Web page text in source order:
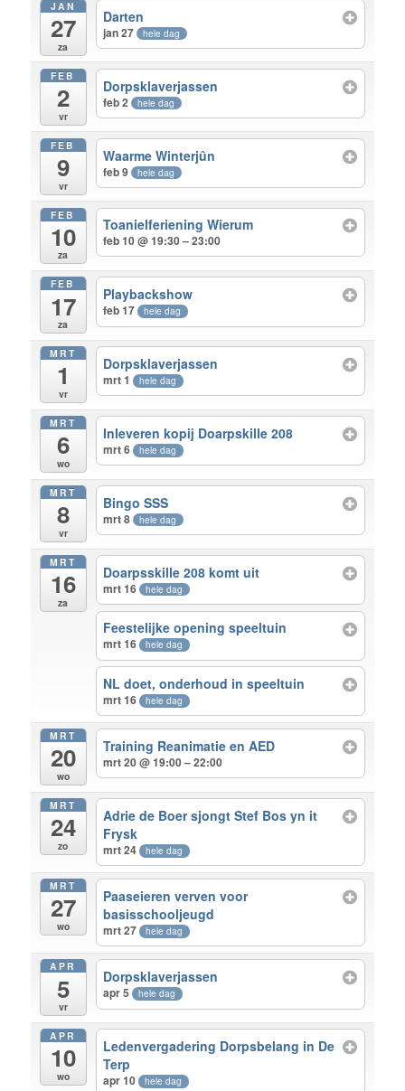
JAN
27
za
Darten
jan 27 hele dag
FEB
2
vr
Dorpsklaverjassen
feb 2 hele dag
FEB
9
vr
Waarme Winterjûn
feb 9 hele dag
FEB
10
za
Toanielferiening Wierum
feb 10 @ 19:30 – 23:00
FEB
17
za
Playbackshow
feb 17 hele dag
MRT
1
vr
Dorpsklaverjassen
mrt 1 hele dag
MRT
6
wo
Inleveren kopij Doarpskille 208
mrt 6 hele dag
MRT
8
vr
Bingo SSS
mrt 8 hele dag
MRT
16
za
Doarpsskille 208 komt uit
mrt 16 hele dag
Feestelijke opening speeltuin
mrt 16 hele dag
NL doet, onderhoud in speeltuin
mrt 16 hele dag
MRT
20
wo
Training Reanimatie en AED
mrt 20 @ 19:00 – 22:00
MRT
24
zo
Adrie de Boer sjongt Stef Bos yn it
Frysk
mrt 24 hele dag
MRT
27
wo
Paaseieren verven voor
basisschooljeugd
mrt 27 hele dag
APR
5
vr
Dorpsklaverjassen
apr 5 hele dag
APR
10
wo
Ledenvergadering Dorpsbelang in De
Terp
apr 10 hele dag